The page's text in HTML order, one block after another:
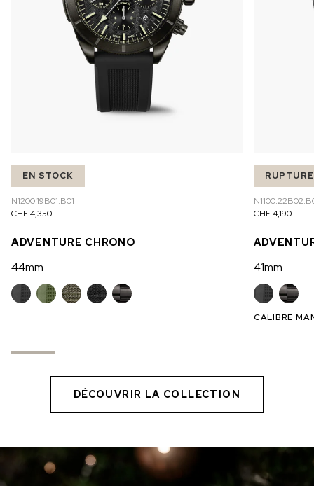
EN STOCK
N1200.19B01.B01
CHF 4,350
ADVENTURE CHRONO
44mm
CHF 4,190
41mm
CALIBRE
DÉCOUVRIR LA COLLECTION